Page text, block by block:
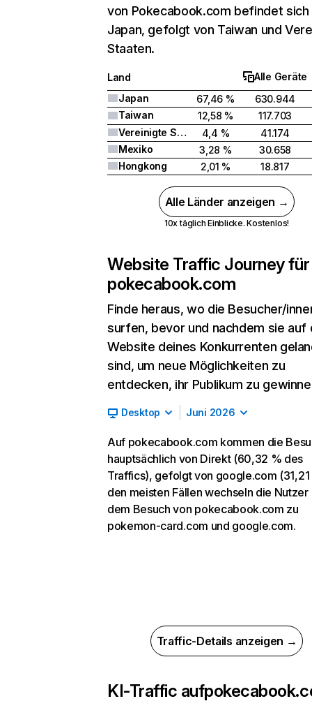
von Pokecabook.com befindet sich
Japan, gefolgt von Taiwan und
Staaten.
Land
Alle Geräte
Japan
67,46 %
630.944
Taiwan
12,58 %
117.703
Vereinigte Staaten
4,4 %
41.174
Mexiko
3,28 %
30.658
Hongkong
2,01 % 18.817
Alle Länder anzeigen →
10x täglich Einblicke. Kostenlos!
Website Traffic Journey für
pokecabook.com
Finde heraus, wo die Besucher/
surfen, bevor und nachdem sie auf
Website deines Konkurrenten
sind, um neue Möglichkeiten zu
entdecken, ihr Publikum zu
Desktop Juni 2026
Auf pokecabook.com kommen die
hauptsächlich von Direkt (60,32 % des
Traffics), gefolgt von google.com (31,21
den meisten Fällen wechseln die Nutzer
dem Besuch von pokecabook.com zu
pokemon-card.com und google.com.
Traffic-Details anzeigen →
KI-Traffic auf